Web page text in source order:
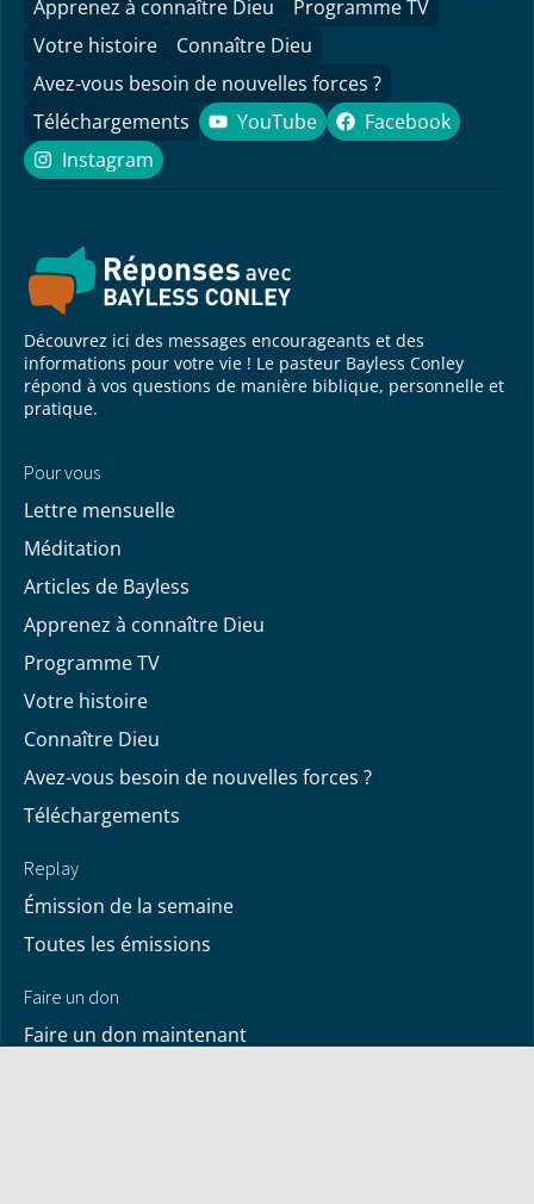
Apprenez à connaître Dieu
Programme TV
Votre histoire
Connaître Dieu
Avez-vous besoin de nouvelles forces ?
Téléchargements
YouTube
YouTube Facebook
Facebook
Instagram
Instagram
Découvrez ici des messages encourageants et des
informations pour votre vie ! Le pasteur Bayless Conley
répond à vos questions de manière biblique, personnelle et
pratique.
Pour vous
Lettre mensuelle
Méditation
Articles de Bayless
Apprenez à connaître Dieu
Programme TV
Votre histoire
Connaître Dieu
Avez-vous besoin de nouvelles forces ?
Téléchargements
Replay
Émission de la semaine
Toutes les émissions
Faire un don
Faire un don maintenant